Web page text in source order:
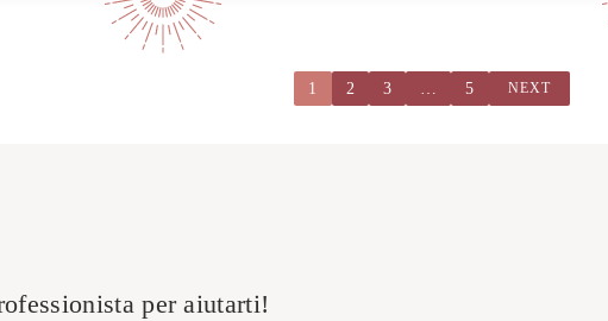
1 2 3 5 NEXT
per aiutarti!